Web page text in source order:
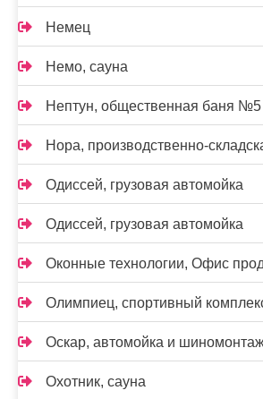
Немец
Немо, сауна
Нептун, общественная баня №5
Нора, производственно-
Одиссей, грузовая автомойка
Одиссей, грузовая автомойка
Оконные технологии, Офис
Олимпиец, спортивный
Оскар, автомойка и
Охотник, сауна